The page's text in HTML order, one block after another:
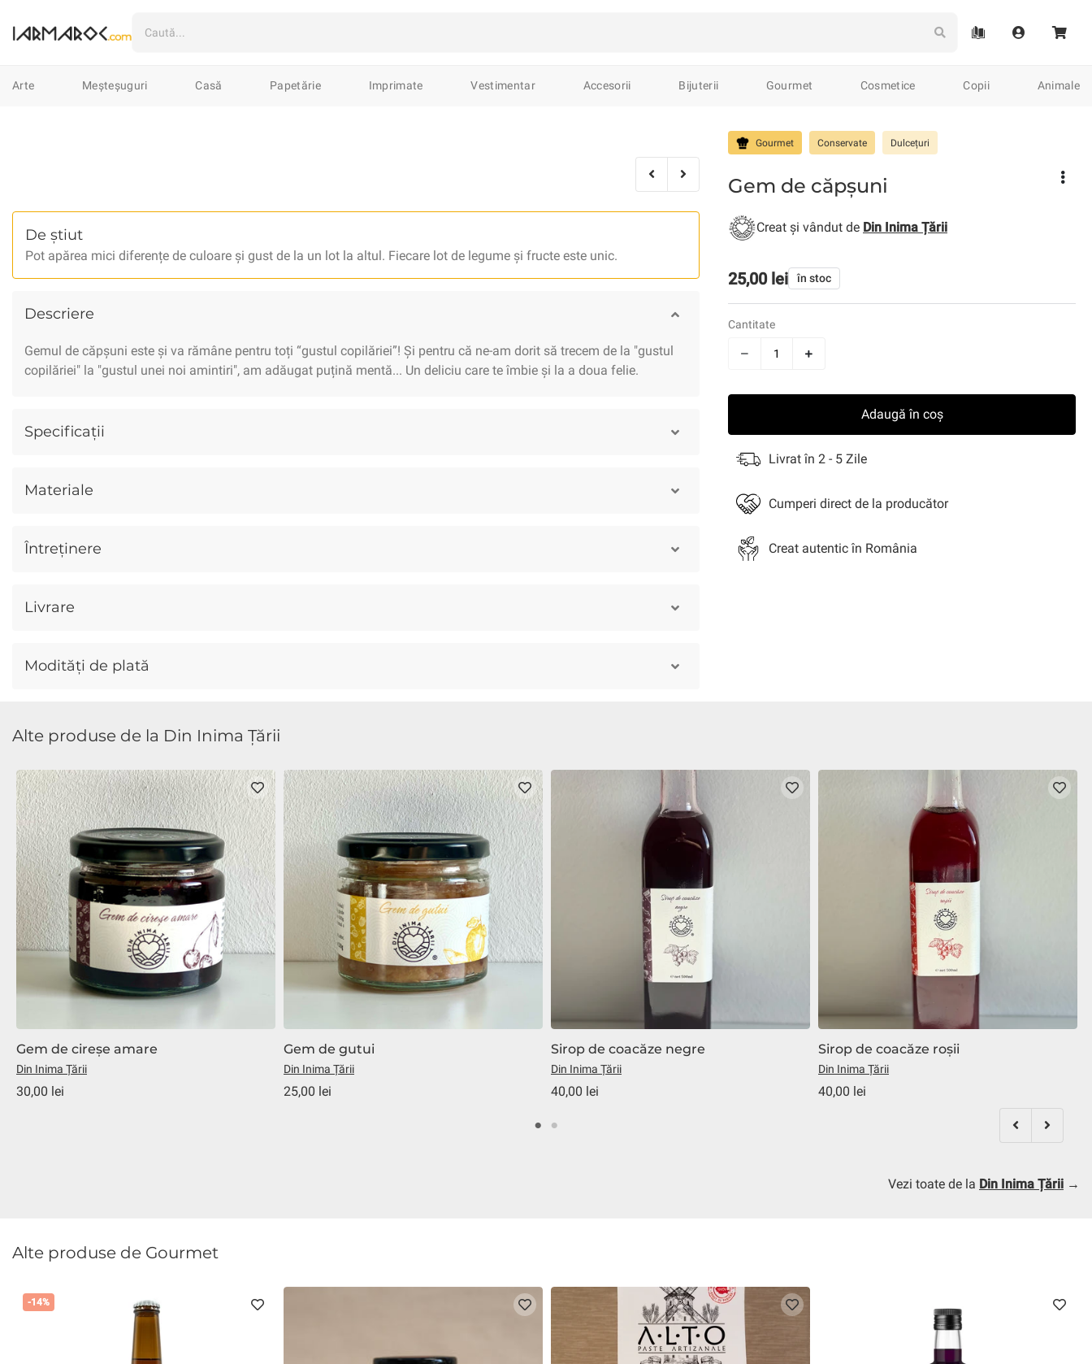
Marochinărie Țesături de interior Obiecte de cult Accesorii populare
Plante Arte
Stickere Agende & Jurnale Jocuri de societate
Portfarduri
Bijuterii Cercei Coliere Broșe Inele Brățări Pandantive Lănțișoare Accesorii Brelocuri
Sucuri Snacksuri Sosuri Bere Nuci Cereale Uleiuri
Arte Meșteșuguri Casă Papetărie Imprimate Vestimentar Accesorii Bijuterii Gourmet Cosmetice Copii Animale
De știut
Pot apărea mici diferențe de culoare și gust de la un lot la altul. Fiecare lot de legume și fructe este unic.
Descriere
Gemul de căpșuni este și va rămâne pentru toți “gustul copilăriei”! Și pentru că ne-am dorit să trecem de la "gustul
copilăriei" la "gustul unei noi amintiri", am adăugat puțină mentă... Un deliciu care te îmbie și la a doua felie.
Specificații
Materiale
Întreținere
Livrare
Modități de plată
Gourmet Conservate Dulcețuri
Gem de căpșuni
Creat și vândut de Din Inima Țării
25,00 lei în stoc
Cantitate
Adaugă în coș
Livrat în 2 - 5 Zile
Cumperi direct de la producător
Creat autentic în România
Alte produse de la Din Inima Țării
Gem de cireșe amare
Din Inima Țării
30,00 lei
Gem de gutui
Din Inima Țării
25,00 lei
Sirop de coacăze negre
Din Inima Țării
40,00 lei
Sirop de coacăze roșii
Din Inima Țării
40,00 lei
Vezi toate de la Din Inima Țării →
Alte produse de Gourmet
-14%